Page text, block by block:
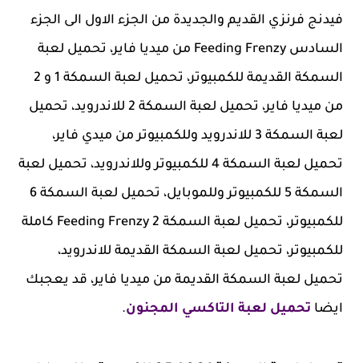
فيدنج فرنزي القديم والجديدة من الجزء الاول الى الجزء
السادس Feeding Frenzy من ميديا فاير، تحميل لعبة
السمكة القديمة للكمبيوتر، تحميل لعبة السمكة 1 و 2
من ميديا فاير، تحميل لعبة السمكة 2 للاندرويد، تحميل
لعبة السمكة 3 للاندرويد وللكمبيوتر من ميدي فاير،
تحميل لعبة السمكة 4 للكمبيوتر وللاندرويد، تحميل لعبة
السمكة 5 للكمبيوتر وللموبايل، تحميل لعبة السمكة 6
للكمبيوتر، تحميل لعبة السمكة 2 Feeding Frenzy كاملة
للكمبيوتر، تحميل لعبة السمكة القديمة للاندرويد،
تحميل لعبة السمكة القديمة من ميديا فاير، قد يعجبك
ايضا تحميل لعبة التاكسي المجنون.